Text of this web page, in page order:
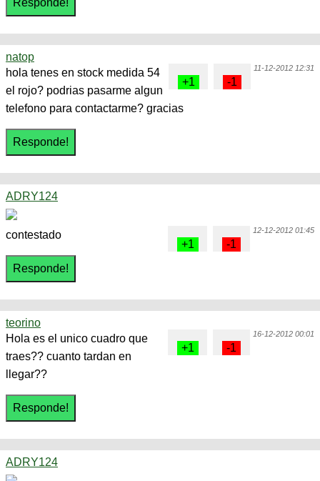
natop
11-12-2012 12:31
hola tenes en stock medida 54
el rojo? podrias pasarme algun
telefono para contactarme? gracias
ADRY124
12-12-2012 01:45
contestado
teorino
16-12-2012 00:01
Hola es el unico cuadro que
traes?? cuanto tardan en
llegar??
ADRY124